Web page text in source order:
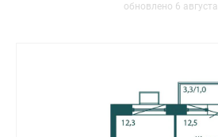
обновлено 6 августа